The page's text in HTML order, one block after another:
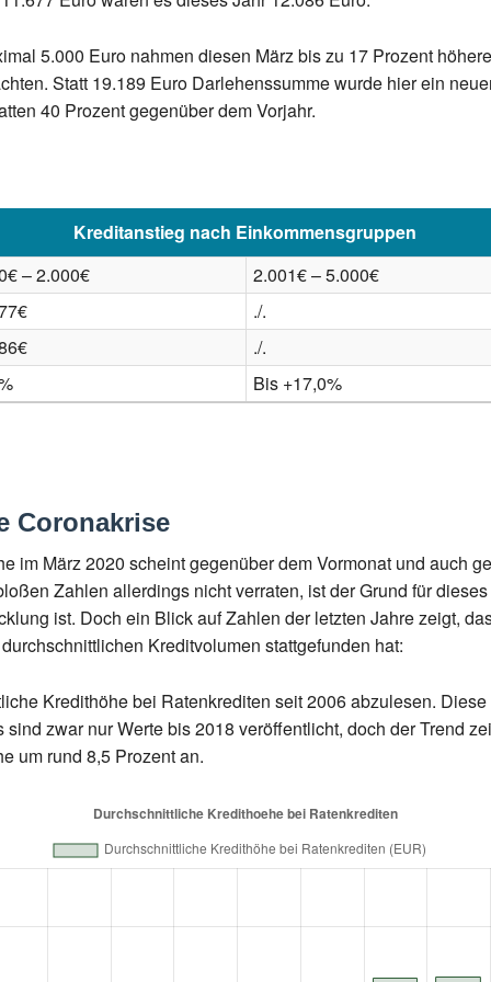
5.000 Euro nahmen diesen März bis zu 17 Prozent
Statt 19.189 Euro Darlehenssumme wurde hier ein
40 Prozent gegenüber dem Vorjahr.
Kreditanstieg nach Einkommensgruppen
– 2.000€
2.001€ – 5.000€
./.
./.
Bis +17,0%
Coronakrise
im März 2020 scheint gegenüber dem Vormonat und auch
Zahlen allerdings nicht verraten, ist der Grund für
ist. Doch ein Blick auf Zahlen der letzten Jahre zeigt,
Kreditvolumen stattgefunden hat:
Kredithöhe bei Ratenkrediten seit 2006 abzulesen.
zwar nur Werte bis 2018 veröffentlicht, doch der Trend
um rund 8,5 Prozent an.